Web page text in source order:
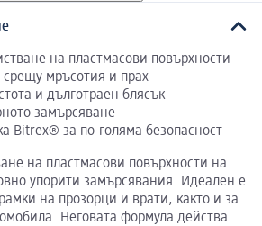
на пластмасови повърхности
срещу мръсотия и прах
и дълготраен блясък
замърсяване
Bitrex® за по-голяма безопасност
на пластмасови повърхности на
упорити замърсявания. Идеален е
на прозорци и врати, както и за
Неговата формула действа